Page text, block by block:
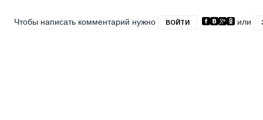
Чтобы написать комментарий нужно ВОЙТИ или